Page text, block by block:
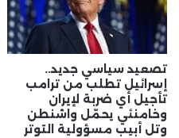
تصعيد سياسي جديد..
إسرائيل تطلب من ترامب
تأجيل أي ضربة لإيران
وخامنئي يحمّل واشنطن
وتل أبيب مسؤولية التوتر